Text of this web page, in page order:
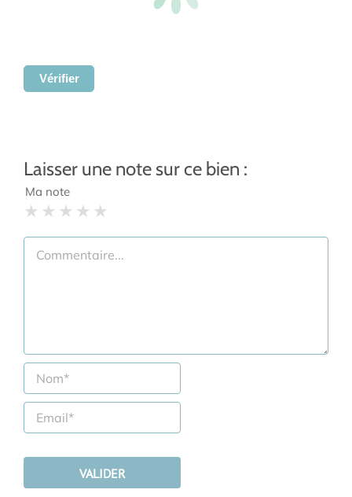
Vérifier
Laisser une note sur ce bien :
Ma note
4 stars
3 stars
2 stars
1 star